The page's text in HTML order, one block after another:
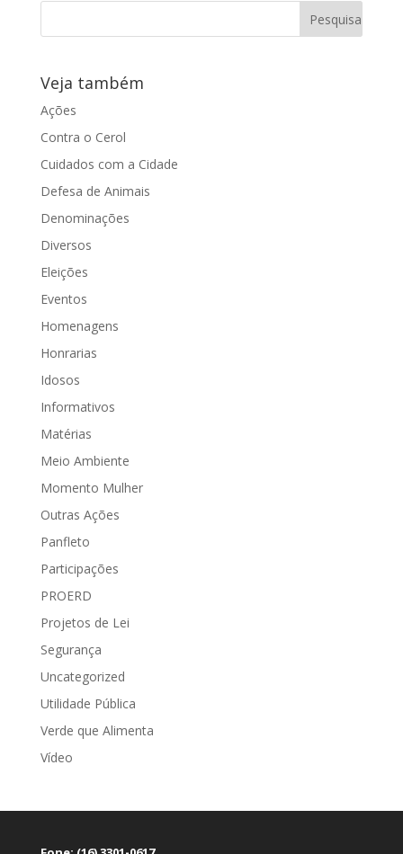
Thainara Faria e Juliana Damus foram
ver de perto a situação Trabalhar não é
Veja também
Ações
Contra o Cerol
Cuidados com a Cidade
Defesa de Animais
Denominações
Diversos
Eleições
Eventos
Homenagens
Honrarias
Idosos
Informativos
Matérias
Meio Ambiente
Momento Mulher
Outras Ações
Panfleto
Participações
PROERD
Projetos de Lei
Segurança
Uncategorized
Utilidade Pública
Verde que Alimenta
Vídeo